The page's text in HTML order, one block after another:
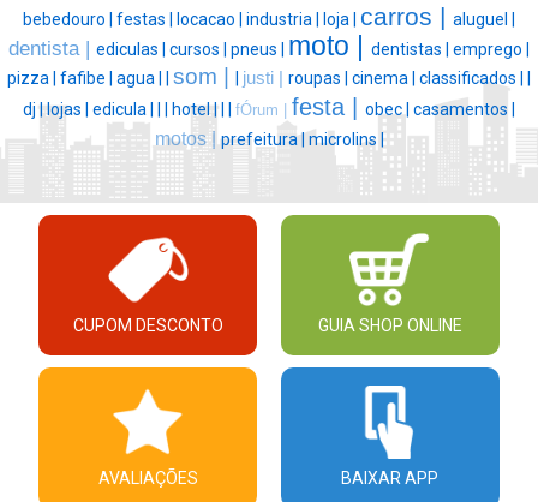
bebedouro | festas | locacao | industria | loja | carros | aluguel |
dentista | ediculas | cursos | pneus | moto | dentistas | emprego |
pizza | fafibe | agua | | som | | justi | roupas | cinema | classificados | |
dj |lojas | edicula | | | hotel || | fÓrum | festa | obec | casamentos |
motos | prefeitura |microlins |
CUPOM DESCONTO GUIA SHOP ONLINE
AVALIAÇÕES BAIXAR APP